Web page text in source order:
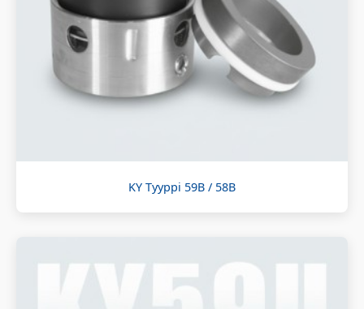
KY Tyyppi 59B / 58B